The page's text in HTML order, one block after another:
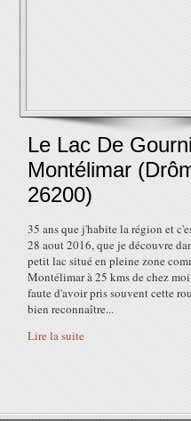
Le Lac De
Montélimar
26200)
35 ans que j'habite la région et
28 aout 2016, que je découvre
petit lac situé en pleine zone
Montélimar à 25 kms de chez
faute d'avoir pris souvent cette
bien reconnaître...
Lire la suite